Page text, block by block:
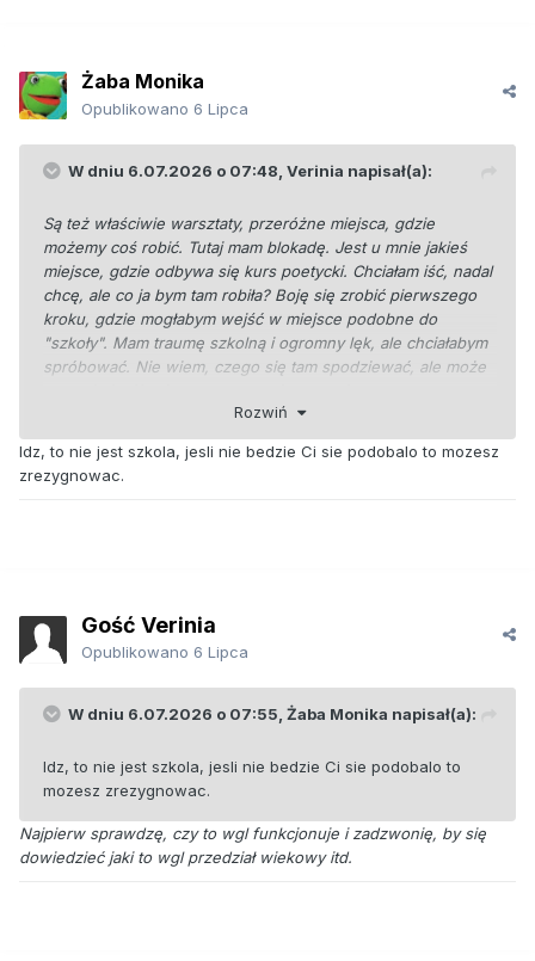
Żaba Monika
Opublikowano 6 Lipca
W dniu 6.07.2026 o 07:48, Verinia napisał(a):
Są też właściwie warsztaty, przeróżne miejsca, gdzie
możemy coś robić. Tutaj mam blokadę. Jest u mnie jakieś
miejsce, gdzie odbywa się kurs poetycki. Chciałam iść, nadal
chcę, ale co ja bym tam robiła? Boję się zrobić pierwszego
kroku, gdzie mogłabym wejść w miejsce podobne do
"szkoły". Mam traumę szkolną i ogromny lęk, ale chciałabym
spróbować. Nie wiem, czego się tam spodziewać, ale może
Rozwiń
Idz, to nie jest szkola, jesli nie bedzie Ci sie podobalo to mozesz
zrezygnowac.
Gość Verinia
Opublikowano 6 Lipca
W dniu 6.07.2026 o 07:55, Żaba Monika napisał(a):
Idz, to nie jest szkola, jesli nie bedzie Ci sie podobalo to
mozesz zrezygnowac.
Najpierw sprawdzę, czy to wgl funkcjonuje i zadzwonię, by się
dowiedzieć jaki to wgl przedział wiekowy itd.